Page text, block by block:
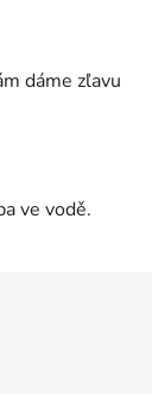
dáme zľavu
ve vodě.